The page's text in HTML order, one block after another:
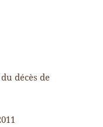
décès de